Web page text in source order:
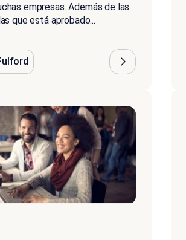
empresas. Además de las
que está aprobado...